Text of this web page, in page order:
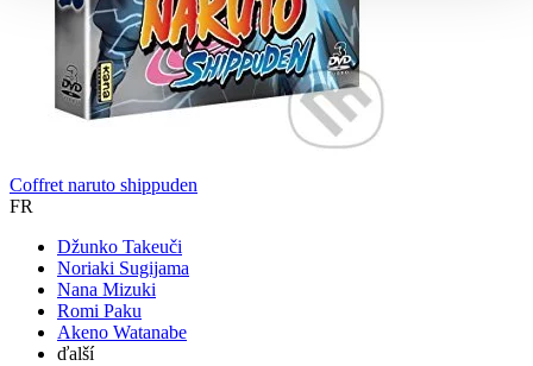
Coffret naruto shippuden
FR
Džunko Takeuči
Noriaki Sugijama
Nana Mizuki
Romi Paku
Akeno Watanabe
ďalší